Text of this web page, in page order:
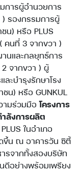
การผู้อำนวยการ
รองกรรมการผู้
น) หรือ PLUS
คนที่ 3 จากขวา )
นและกลยุทธ์การ
จากขวา ) ผู้
ะบำรุงรักษาโรง
น) หรือ GUNKUL
ามร่วมมือโครงการ
ลังการผลิต
ในอำเภอ
ขึ้น ณ อาคารวัน ซิตี้
รจากทั้งสองบริษัท
ดีอย่างพร้อมเพรียง